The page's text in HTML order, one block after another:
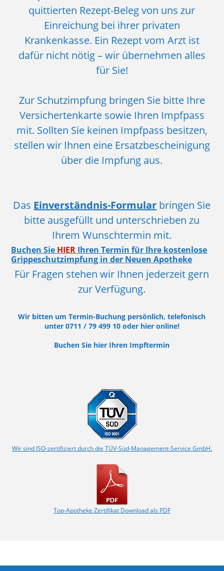
quittierten Rezept-Beleg von uns zur
Einreichung bei ihrer privaten
Krankenkasse. Ein Rezept vom Arzt ist
dafür nicht nötig – wir übernehmen alles
für Sie!
Zur Schutzimpfung bringen Sie bitte Ihre
Versichertenkarte sowie Ihren Impfpass
mit. Sollten Sie keinen Impfpass besitzen,
stellen wir Ihnen eine Ersatzbescheinigung
über die Impfung aus.
Das Einverständnis-Formular bringen Sie
bitte ausgefüllt und unterschrieben zu
Ihrem Wunschtermin mit.
Buchen Sie HIER Ihren Termin für Ihre kostenlose
Grippeschutzimpfung in der Neuen Apotheke
Für Fragen stehen wir Ihnen jederzeit gern
zur Verfügung.
Wir bitten um Termin-Buchung persönlich, telefonisch
unter 0711 / 79 499 10 oder hier online!
Buchen Sie hier Ihren Impftermin
Wir sind ISO-zertifiziert durch die TÜV-Süd-Management-Service GmbH.
Top-Apotheke Zertifikat Download als PDF